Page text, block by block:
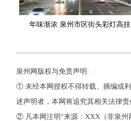
年味渐浓 泉州市区街头彩灯高挂
泉州网版权与免责声明:
① 未经本网授权不得转载、摘编或
述声明者，本网将追究其相关法律
② 凡本网注明“来源：XXX（非泉州